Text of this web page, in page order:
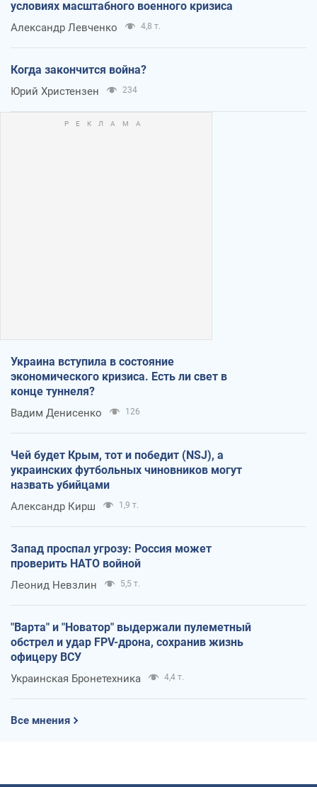
условиях масштабного военного кризиса
Александр Левченко 4,8 т.
Когда закончится война?
Юрий Христензен 234
Украина вступила в состояние
экономического кризиса. Есть ли свет в
конце туннеля?
Вадим Денисенко 126
Чей будет Крым, тот и победит (NSJ), а
украинских футбольных чиновников могут
назвать убийцами
Александр Кирш 1,9 т.
Запад проспал угрозу: Россия может
проверить НАТО войной
Леонид Невзлин 5,5 т.
"Варта" и "Новатор" выдержали пулеметный
обстрел и удар FPV-дрона, сохранив жизнь
офицеру ВСУ
Украинская Бронетехника 4,4 т.
Все мнения